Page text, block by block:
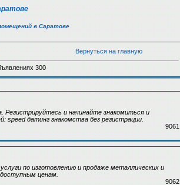
в Саратове
Вернуться на главную
300
Регистрируйтесь и начинайте знакомиться и
speed датинг знакомства без регистрации.
9061
по изготовлению и продаже металлических и
ценам.
9062